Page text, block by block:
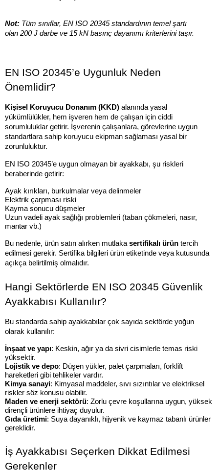
Not: Tüm sınıflar, EN ISO 20345 standardının temel şartı
olan 200 J darbe ve 15 kN basınç dayanımı kriterlerini taşır.
EN ISO 20345’e Uygunluk Neden
Önemlidir?
Kişisel Koruyucu Donanım (KKD) alanında yasal
yükümlülükler, hem işveren hem de çalışan için ciddi
sorumluluklar getirir. İşverenin çalışanlara, görevlerine uygun
standartlara sahip koruyucu ekipman sağlaması yasal bir
zorunluluktur.
EN ISO 20345’e uygun olmayan bir ayakkabı, şu riskleri
beraberinde getirir:
Ayak kırıkları, burkulmalar veya delinmeler
Elektrik çarpması riski
Kayma sonucu düşmeler
Uzun vadeli ayak sağlığı problemleri (taban çökmeleri, nasır,
mantar vb.)
Bu nedenle, ürün satın alırken mutlaka sertifikalı ürün tercih
edilmesi gerekir. Sertifika bilgileri ürün etiketinde veya kutusunda
açıkça belirtilmiş olmalıdır.
Hangi Sektörlerde EN ISO 20345 Güvenlik
Ayakkabısı Kullanılır?
Bu standarda sahip ayakkabılar çok sayıda sektörde yoğun
olarak kullanılır:
İnşaat ve yapı: Keskin, ağır ya da sivri cisimlerle temas riski
yüksektir.
Lojistik ve depo: Düşen yükler, palet çarpmaları, forklift
hareketleri gibi tehlikeler vardır.
Kimya sanayi: Kimyasal maddeler, sıvı sızıntılar ve elektriksel
riskler söz konusu olabilir.
Maden ve enerji sektörü: Zorlu çevre koşullarına uygun, yüksek
dirençli ürünlere ihtiyaç duyulur.
Gıda üretimi: Suya dayanıklı, hijyenik ve kaymaz tabanlı ürünler
gereklidir.
İş Ayakkabısı Seçerken Dikkat Edilmesi
Gerekenler